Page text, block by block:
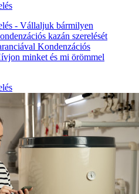
- Vállaljuk bármilyen
kazán szerelését
Kondenzációs
minket és mi örömmel